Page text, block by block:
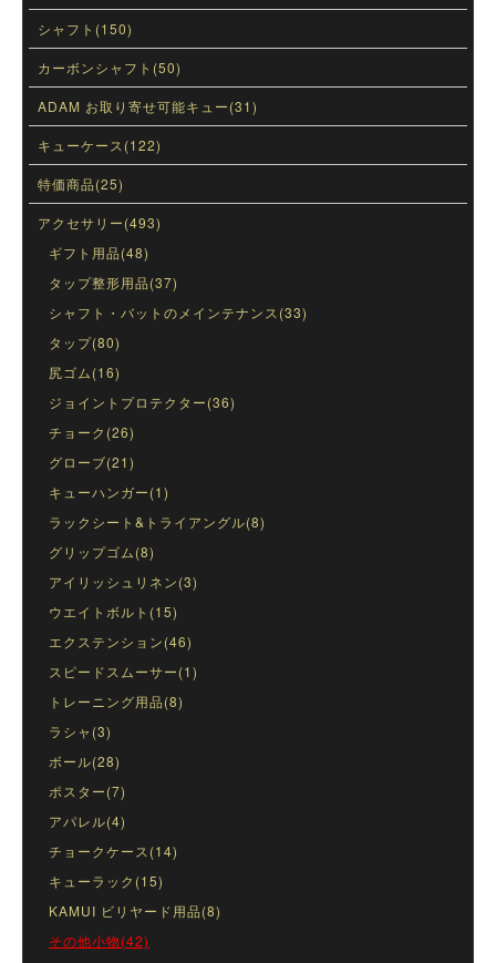
シャフト(150)
カーボンシャフト(50)
ADAM お取り寄せ可能キュー(31)
キューケース(122)
特価商品(25)
アクセサリー(493)
ギフト用品(48)
タップ整形用品(37)
シャフト・バットのメインテナンス(33)
タップ(80)
尻ゴム(16)
ジョイントプロテクター(36)
チョーク(26)
グローブ(21)
キューハンガー(1)
ラックシート&トライアングル(8)
グリップゴム(8)
アイリッシュリネン(3)
ウエイトボルト(15)
エクステンション(46)
スピードスムーサー(1)
トレーニング用品(8)
ラシャ(3)
ボール(28)
ポスター(7)
アパレル(4)
チョークケース(14)
キューラック(15)
KAMUI ビリヤード用品(8)
その他小物(42)